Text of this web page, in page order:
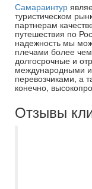
Самараинтур
туристическом
партнерам
путешествия по
надежность мы
плечами более
долгосрочные и
международными и
перевозчиками, а
конечно,
Отзывы